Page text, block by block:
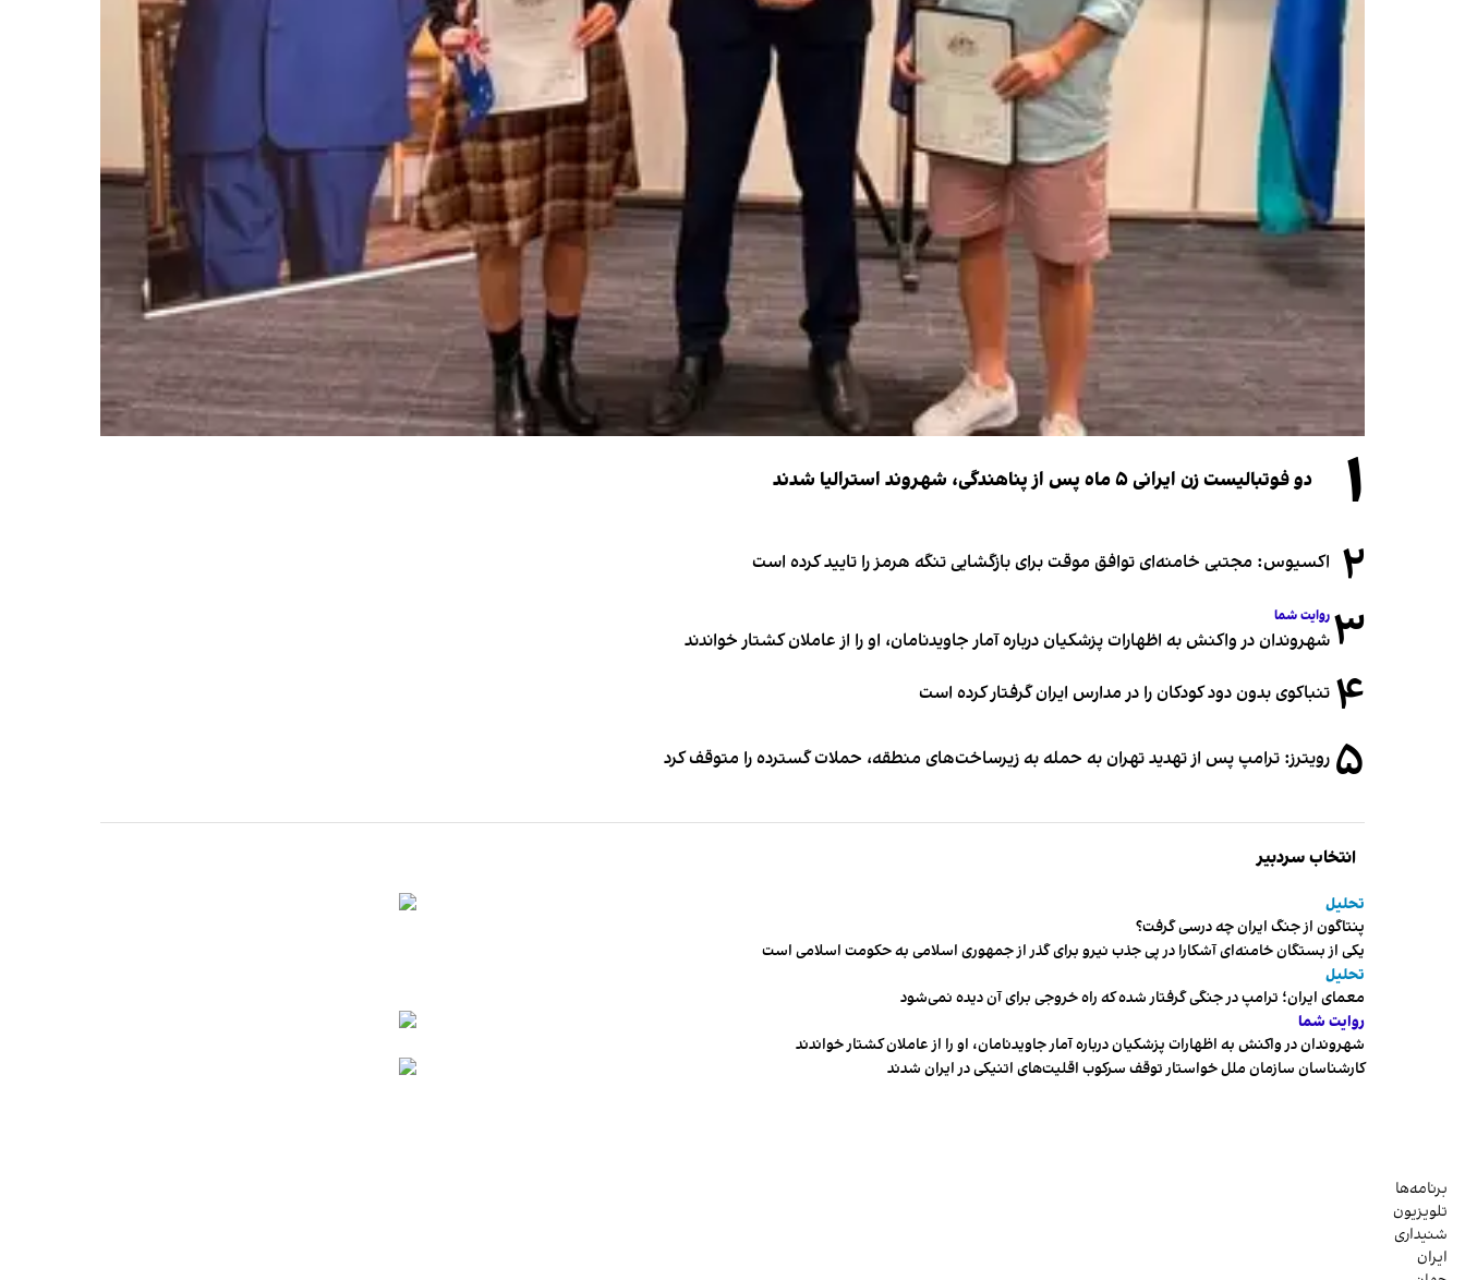
۱ دو فوتبالیست زن ایرانی ۵ ماه پس از پناهندگی، شهروند استرالیا شدند
۲ اکسیوس: مجتبی خامنه‌ای توافق موقت برای بازگشایی تنگه هرمز را تایید کرده است
۳ روایت شما
شهروندان در واکنش به اظهارات پزشکیان درباره آمار جاویدنامان، او را از عاملان کشتار خواندند
۴ تنباکوی بدون دود کودکان را در مدارس ایران گرفتار کرده است
۵ رویترز: ترامپ پس از تهدید تهران به حمله به زیرساخت‌های منطقه، حملات گسترده را متوقف کرد
انتخاب سردبیر
تحلیل
پنتاگون از جنگ ایران چه درسی گرفت؟
یکی از بستگان خامنه‌ای آشکارا در پی جذب نیرو برای گذر از جمهوری اسلامی به حکومت اسلامی است
تحلیل
معمای ایران؛ ترامپ در جنگی گرفتار شده که راه خروجی برای آن دیده نمی‌شود
روایت شما
شهروندان در واکنش به اظهارات پزشکیان درباره آمار جاویدنامان، او را از عاملان کشتار خواندند
کارشناسان سازمان ملل خواستار توقف سرکوب اقلیت‌های اتنیکی در ایران شدند
برنامه‌ها
تلویزیون
شنیداری
ایران